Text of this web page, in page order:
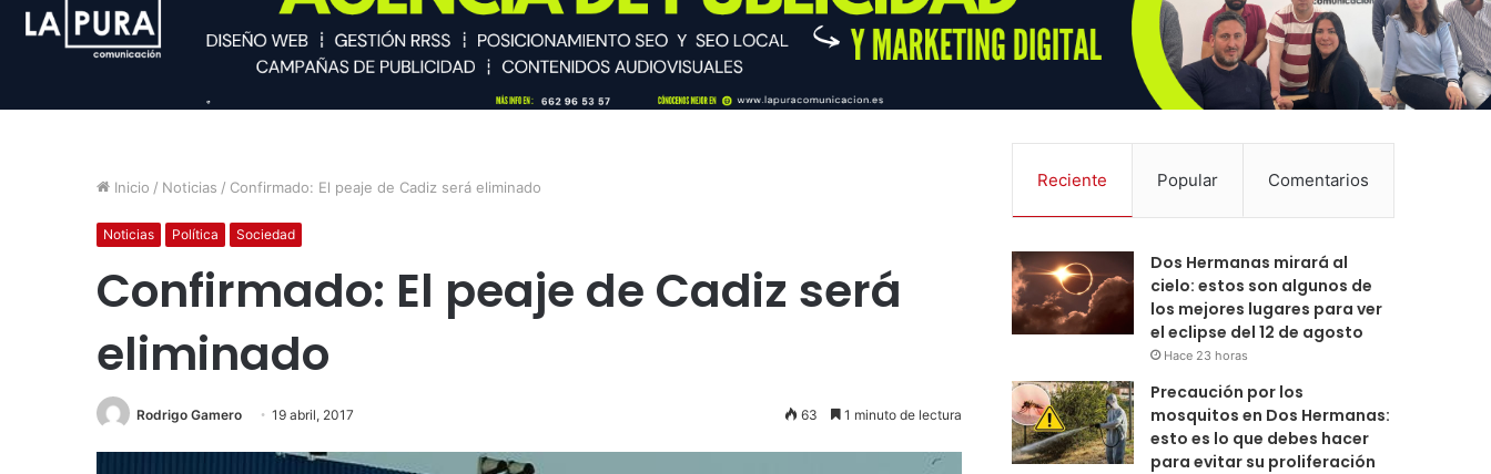
Inicio / Noticias / Confirmado: El peaje de Cadiz será eliminado
Noticias Política Sociedad
Confirmado: El peaje de Cadiz será
eliminado
Rodrigo Gamero 19 abril, 2017 63 1 minuto de lectura
Reciente Popular Comentarios
Dos Hermanas mirará al
cielo: estos son algunos de
los mejores lugares para ver
el eclipse del 12 de agosto
Hace 23 horas
Precaución por los
mosquitos en Dos Hermanas:
esto es lo que debes hacer
para evitar su proliferación